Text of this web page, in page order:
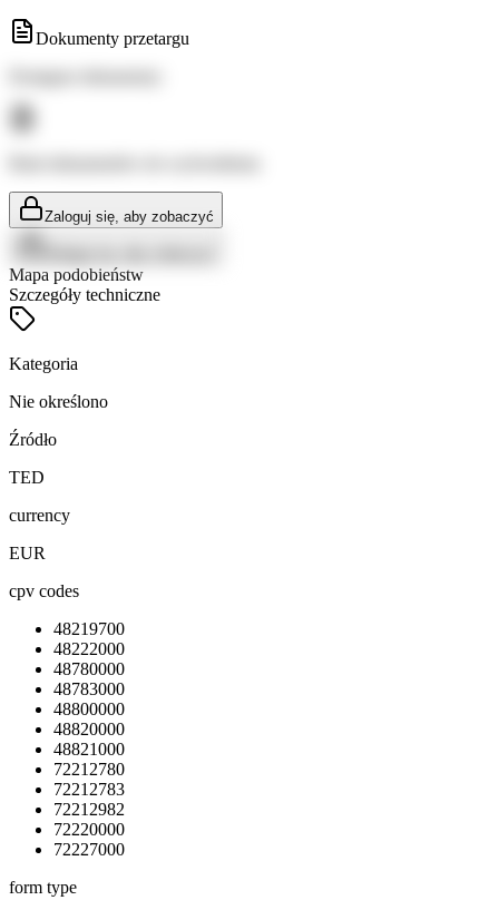
Dokumenty przetargu
Zaloguj się, aby zobaczyć
Mapa podobieństw
Szczegóły techniczne
Kategoria
Nie określono
Źródło
TED
currency
EUR
cpv codes
48219700
48222000
48780000
48783000
48800000
48820000
48821000
72212780
72212783
72212982
72220000
72227000
form type